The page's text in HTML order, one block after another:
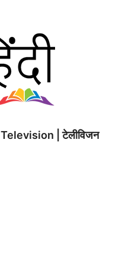
Television | टेलीविजन